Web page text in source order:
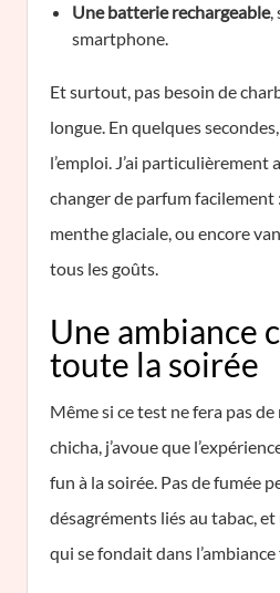
Une batterie rechargeable,
smartphone.
Et surtout, pas besoin de
longue. En quelques
l’emploi. J’ai particulièrement
changer de parfum facilement
menthe glaciale, ou encore
tous les goûts.
Une ambiance
toute la soirée
Même si ce test ne fera pas
chicha, j’avoue que
fun à la soirée. Pas de fumée
désagréments liés au tabac,
qui se fondait dans